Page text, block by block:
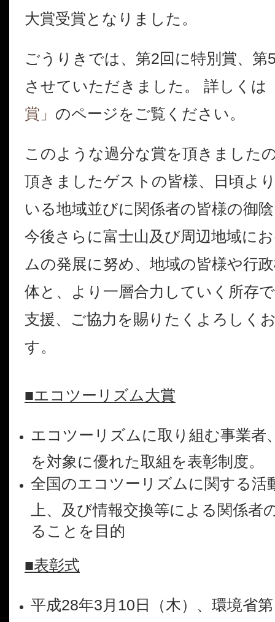
大賞受賞となりました。
ごうりきでは、第2回に特別賞、第
させていただきました。 詳しくは
賞」 のページをご覧ください。
このような過分な賞を頂きました
頂きましたゲストの皆様、日頃よ
いる地域並びに関係者の皆様の御
今後さらに富士山及び周辺地域に
ムの発展に努め、地域の皆様や行
体と、より一層合力していく所存
支援、ご協力を賜りたくよろしく
す。
■エコツーリズム大賞
エコツーリズムに取り組む事業者
を対象に優れた取組を表彰制度。
全国のエコツーリズムに関する活
上、及び情報交換等による関係者
ることを目的
■表彰式
平成28年3月10日（木）、環境省